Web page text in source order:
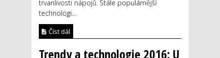
trvanlivosti nápojů. Stále populárnější
technologi...
Číst dál
Trendy a technologie 2016: U